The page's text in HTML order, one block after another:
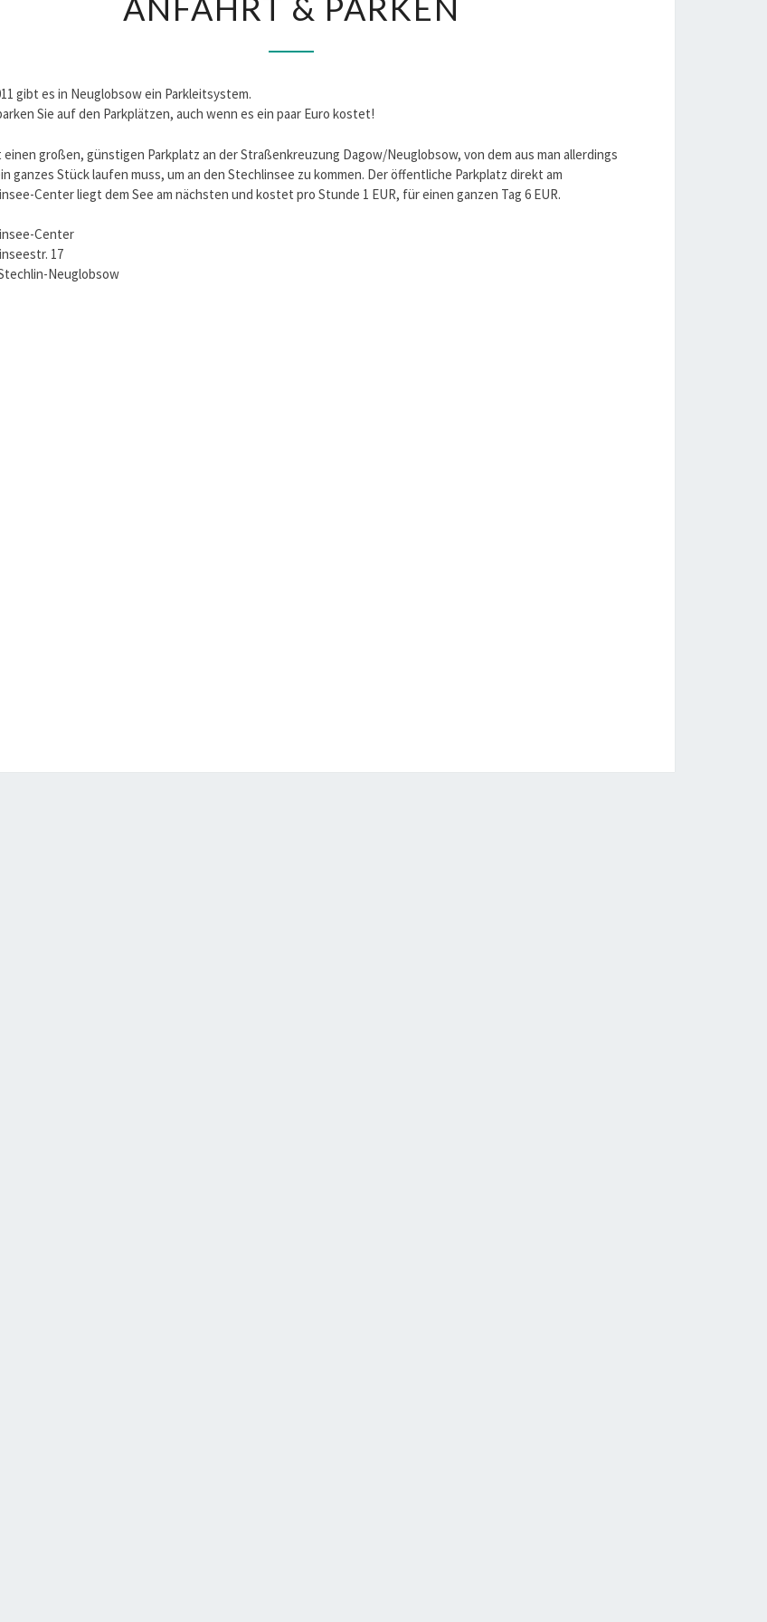
PARKEN
ANFAHRT & PARKEN
gibt es in Neuglobsow ein Parkleitsystem.
Sie auf den Parkplätzen, auch wenn es ein paar Euro kostet!
einen großen, günstigen Parkplatz an der Straßenkreuzung Dagow/Neuglobsow, von dem aus man allerdings
ganzes Stück laufen muss, um an den Stechlinsee zu kommen. Der öffentliche Parkplatz direkt am
Center liegt dem See am nächsten und kostet pro Stunde 1 EUR, für einen ganzen Tag 6 EUR.
Center
17
Neuglobsow